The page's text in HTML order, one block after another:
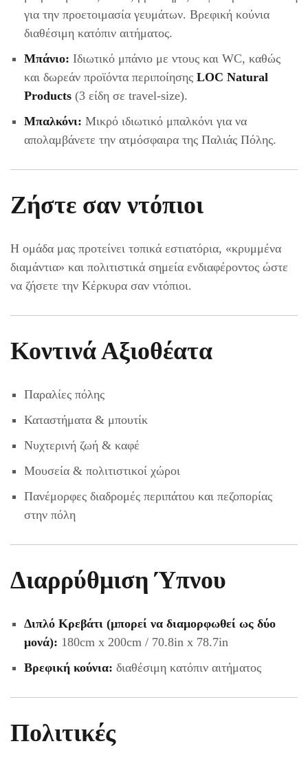
για την προετοιμασία γευμάτων. Βρεφική κούνια
διαθέσιμη κατόπιν αιτήματος.
Μπάνιο: Ιδιωτικό μπάνιο με ντους και WC, καθώς
και δωρεάν προϊόντα περιποίησης LOC Natural
Products(3 είδη σε travel-size).
Μπαλκόνι: Μικρό ιδιωτικό μπαλκόνι για να
απολαμβάνετε την ατμόσφαιρα της Παλιάς Πόλης.
Ζήστε σαν ντόπιοι
Η ομάδα μας προτείνει τοπικά εστιατόρια, «κρυμμένα
διαμάντια» και πολιτιστικά σημεία ενδιαφέροντος ώστε
να ζήσετε την Κέρκυρα σαν ντόπιοι.
Κοντινά Αξιοθέατα
Παραλίες πόλης
Καταστήματα & μπουτίκ
Νυχτερινή ζωή & καφέ
Μουσεία & πολιτιστικοί χώροι
Πανέμορφες διαδρομές περιπάτου και πεζοπορίας
στην πόλη
Διαρρύθμιση Ύπνου
Διπλό Κρεβάτι (μπορεί να διαμορφωθεί ως δύο
μονά): 180cm x 200cm / 70.8in x 78.7in
Βρεφική κούνια: διαθέσιμη κατόπιν αιτήματος
Πολιτικές